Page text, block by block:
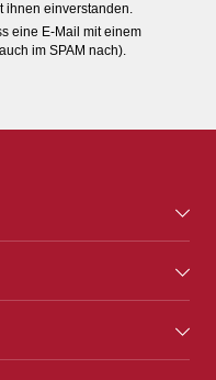
ihnen einverstanden.
eine E-Mail mit einem
im SPAM nach).